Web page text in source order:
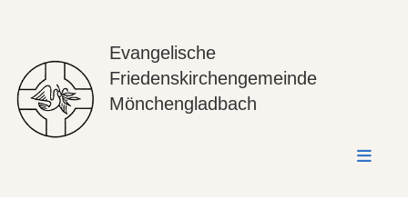
Evangelische
Friedenskirchengemeinde
Mönchengladbach